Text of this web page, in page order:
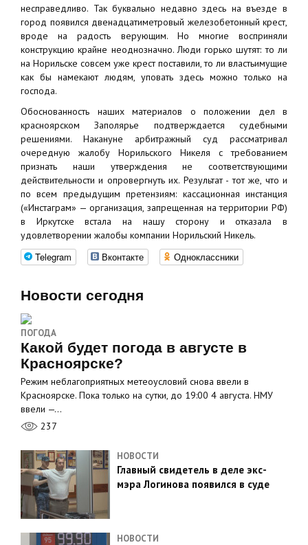
несправедливо. Так буквально недавно здесь на въезде в
город появился двенадцатиметровый железобетонный крест,
вроде на радость верующим. Но многие восприняли
конструкцию крайне неоднозначно. Люди горько шутят: то ли
на Норильске совсем уже крест поставили, то ли властьимущие
как бы намекают людям, уповать здесь можно только на
господа.
Обоснованность наших материалов о положении дел в
красноярском Заполярье подтверждается судебными
решениями. Накануне арбитражный суд рассматривал
очередную жалобу Норильского Никеля с требованием
признать наши утверждения не соответствующими
действительности и опровергнуть их. Результат - тот же, что и
по всем предыдущим претензиям: кассационная инстанция
(«Инстаграм» — организация, запрещенная на территории РФ)
в Иркутске встала на нашу сторону и отказала в
удовлетворении жалобы компании Норильский Никель.
Telegram Вконтакте Одноклассники
Новости сегодня
ПОГОДА
Какой будет погода в августе в
Красноярске?
Режим неблагоприятных метеоусловий снова ввели в
Красноярске. Пока только на сутки, до 19:00 4 августа. НМУ
ввели —…
237
НОВОСТИ
Главный свидетель в деле экс-
мэра Логинова появился в суде
НОВОСТИ